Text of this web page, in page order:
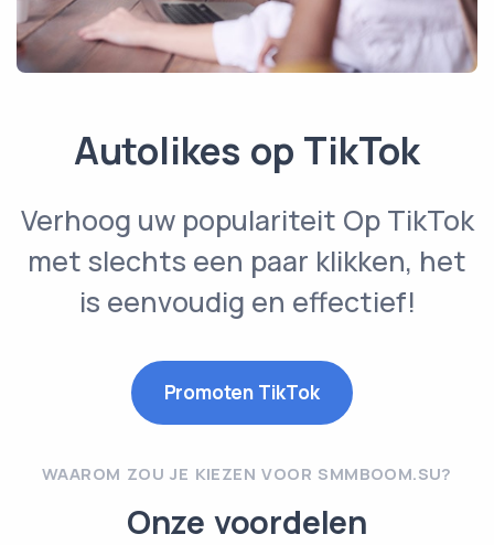
Autolikes op TikTok
Verhoog uw populariteit Op TikTok
met slechts een paar klikken, het
is eenvoudig en effectief!
Promoten TikTok
WAAROM ZOU JE KIEZEN VOOR SMMBOOM.SU?
Onze voordelen